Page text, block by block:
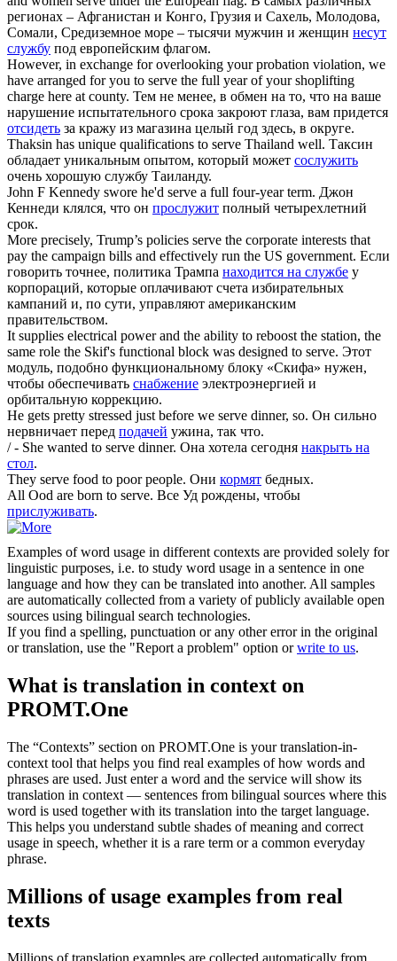
регионах – Афганистан и Конго, Грузия и Сахель, Молодова,
Сомали, Средиземное море – тысячи мужчин и женщин несут
службу под европейским флагом.
However, in exchange for overlooking your probation violation, we
have arranged for you to serve the full year of your shoplifting
charge here at county. Тем не менее, в обмен на то, что на ваше
нарушение испытательного срока закроют глаза, вам придется
отсидеть за кражу из магазина целый год здесь, в округе.
Thaksin has unique qualifications to serve Thailand well. Таксин
обладает уникальным опытом, который может сослужить
очень хорошую службу Таиланду.
John F Kennedy swore he'd serve a full four-year term. Джон
Кеннеди клялся, что он прослужит полный четырехлетний
срок.
More precisely, Trump’s policies serve the corporate interests that
pay the campaign bills and effectively run the US government. Если
говорить точнее, политика Трампа находится на службе у
корпораций, которые оплачивают счета избирательных
кампаний и, по сути, управляют американским
правительством.
It supplies electrical power and the ability to reboost the station, the
same role the Skif's functional block was designed to serve. Этот
модуль, подобно функциональному блоку «Скифа» нужен,
чтобы обеспечивать снабжение электроэнергией и
орбитальную коррекцию.
He gets pretty stressed just before we serve dinner, so. Он сильно
нервничает перед подачей ужина, так что.
/ - She wanted to serve dinner. Она хотела сегодня накрыть на
стол.
They serve food to poor people. Они кормят бедных.
All Ood are born to serve. Все Уд рождены, чтобы
прислуживать.
Examples of word usage in different contexts are provided solely for
linguistic purposes, i.e. to study word usage in a sentence in one
language and how they can be translated into another. All samples
are automatically collected from a variety of publicly available open
sources using bilingual search technologies.
If you find a spelling, punctuation or any other error in the original
or translation, use the "Report a problem" option orwrite to us.
What is translation in context on
PROMT.One
The “Contexts” section on PROMT.One is your translation-in-
context tool that helps you find real examples of how words and
phrases are used. Just enter a word and the service will show its
translation in context — sentences from bilingual sources where this
word is used together with its translation into the target language.
This helps you understand subtle shades of meaning and correct
usage in speech, whether it is a rare term or a common everyday
phrase.
Millions of usage examples from real
texts
Millions of translation examples are collected automatically from